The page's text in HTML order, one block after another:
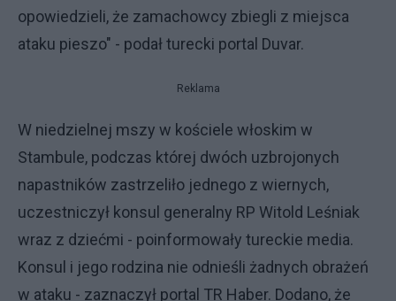
opowiedzieli, że zamachowcy zbiegli z miejsca
ataku pieszo" - podał turecki portal Duvar.
Reklama
W niedzielnej mszy w kościele włoskim w
Stambule, podczas której dwóch uzbrojonych
napastników zastrzeliło jednego z wiernych,
uczestniczył konsul generalny RP Witold Leśniak
wraz z dziećmi - poinformowały tureckie media.
Konsul i jego rodzina nie odnieśli żadnych obrażeń
w ataku - zaznaczył portal TR Haber. Dodano, że